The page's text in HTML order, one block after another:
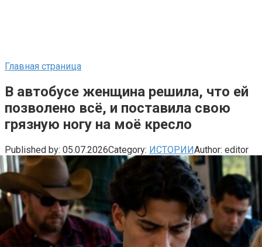
Главная страница
В автобусе женщина решила, что ей
позволено всё, и поставила свою
грязную ногу на моё кресло
Published by: 05.07.2026Category: ИСТОРИИAuthor: editor